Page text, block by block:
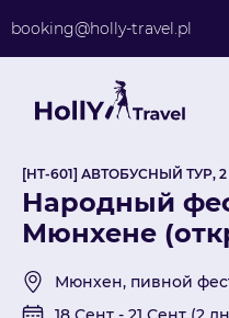
booking@holly-travel.pl
Найти
[HT-601] АВТОБУСНЫЙ ТУР,
Народный
Мюнхене
Мюнхен, пивной